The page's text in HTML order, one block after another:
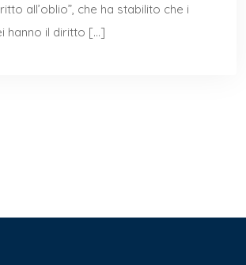
all’oblio”, che ha stabilito che i
hanno il diritto […]